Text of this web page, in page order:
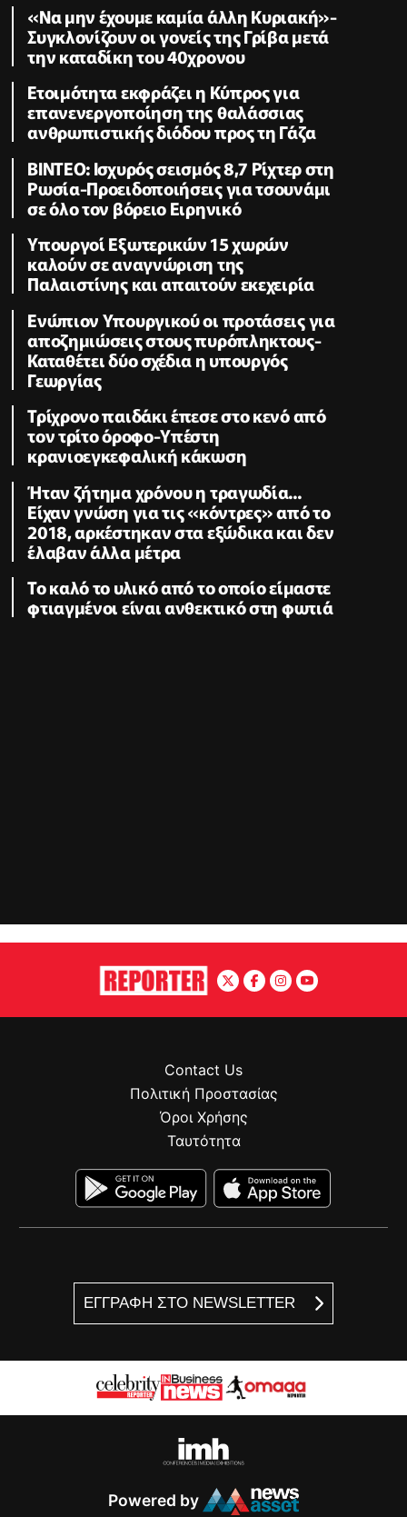
«Να μην έχουμε καμία άλλη Κυριακή»-
Συγκλονίζουν οι γονείς της Γρίβα μετά
την καταδίκη του 40χρονου
Ετοιμότητα εκφράζει η Κύπρος για
επανενεργοποίηση της θαλάσσιας
ανθρωπιστικής διόδου προς τη Γάζα
ΒΙΝΤΕΟ: Ισχυρός σεισμός 8,7 Ρίχτερ στη
Ρωσία-Προειδοποιήσεις για τσουνάμι
σε όλο τον βόρειο Ειρηνικό
Υπουργοί Εξωτερικών 15 χωρών
καλούν σε αναγνώριση της
Παλαιστίνης και απαιτούν εκεχειρία
Ενώπιον Υπουργικού οι προτάσεις για
αποζημιώσεις στους πυρόπληκτους-
Καταθέτει δύο σχέδια η υπουργός
Γεωργίας
Τρίχρονο παιδάκι έπεσε στο κενό από
τον τρίτο όροφο-Υπέστη
κρανιοεγκεφαλική κάκωση
Ήταν ζήτημα χρόνου η τραγωδία...
Είχαν γνώση για τις «κόντρες» από το
2018, αρκέστηκαν στα εξώδικα και δεν
έλαβαν άλλα μέτρα
Το καλό το υλικό από το οποίο είμαστε
φτιαγμένοι είναι ανθεκτικό στη φωτιά
ΕΓΓΡΑΦΗ ΣΤΟ NEWSLETTER
Contact Us
Πολιτική Προστασίας
Όροι Χρήσης
Ταυτότητα
Powered by